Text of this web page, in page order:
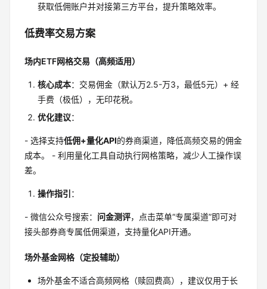
获取低佣账户并对接第三方平台，提升策略效率。
低费率交易方案
场内ETF网格交易（高频适用）
核心成本：交易佣金（默认万2.5-万3，最低5元）+ 经
手费（极低），无印花税。
优化建议：
- 选择支持低佣+量化API的券商渠道，降低高频交易的佣金
成本。 - 利用量化工具自动执行网格策略，减少人工操作误
差。
操作指引 ：
- 微信公众号搜索： 问金测评，点击菜单“专属渠道”即可对
接头部券商专属低佣渠道，支持量化API开通。
场外基金网格（定投辅助）
场外基金不适合高频网格（赎回费高），建议仅用于长